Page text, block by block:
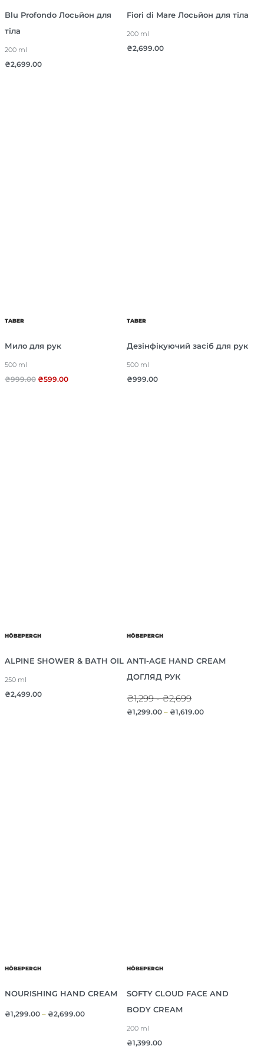
Blu Profondo Лосьйон для
тіла
200 ml
₴2,699.00
Fiori di Mare Лосьйон для тіла
200 ml
₴2,699.00
TABER
Мило для рук
500 ml
₴999.00 ₴599.00
TABER
Дезінфікуючий засіб для рук
500 ml
₴999.00
HÖBEPERGH
ALPINE SHOWER & BATH OIL
250 ml
₴2,499.00
HÖBEPERGH
ANTI-AGE HAND CREAM
ДОГЛЯД РУК
₴1,299 - ₴2,699
₴1,299.00 – ₴1,619.00
HÖBEPERGH
NOURISHING HAND CREAM
₴1,299.00– ₴2,699.00
HÖBEPERGH
SOFTY CLOUD FACE AND
BODY CREAM
200 ml
₴1,399.00